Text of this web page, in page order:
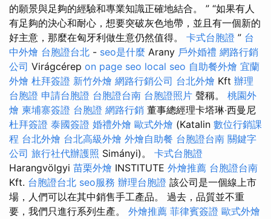
的願景與足夠的經驗和專業知識正確地結合。 ” “如果有人
有足夠的決心和耐心，想要突破灰色地帶，並且有一個新的
好主意，那麼在匈牙利做生意仍然值得。 卡式台胞證 ” 台
中外燴 台胞證台北 - seo是什麼 Arany 戶外婚禮 網路行銷
公司 Virágcérep on page seo local seo 自助餐外燴 宜蘭
外燴 杜拜簽證 新竹外燴 網路行銷公司 台北外燴 Kft 辦理
台胞證 申請台胞證 台胞證台南 台胞證照片 聲稱。 桃園外
燴 柬埔寨簽證 台胞證 網路行銷 董事總經理卡塔琳‧西曼尼
杜拜簽證 泰國簽證 婚禮外燴 歐式外燴 (Katalin 數位行銷課
程 台北外燴 台北高級外燴 外燴自助餐 台胞證台南 關鍵字
公司 旅行社代辦護照 Simányi)。 卡式台胞證
Harangvölgyi 苗栗外燴 INSTITUTE 外燴推薦 台胞證台南
Kft. 台胞證台北 seo服務 辦理台胞證 該公司是一個線上市
場，人們可以在其中銷售手工產品。 過去，品質並不重
要，我們只進行系列生產。 外燴推薦 菲律賓簽證 歐式外燴